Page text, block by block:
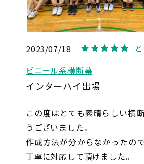
2023/07/18
ビニール系横断幕
インターハイ出場
この度はとても素晴らしい横
うございました。
作成方法が分からなかったの
丁寧に対応して頂けました。